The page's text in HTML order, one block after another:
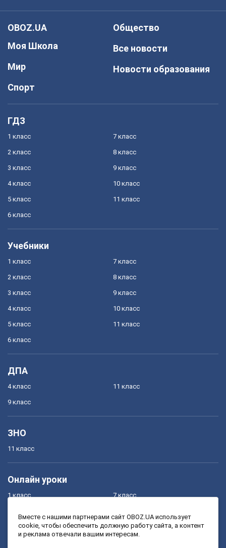
OBOZ.UA
Моя Школа
Мир
Спорт
Общество
Все новости
Новости образования
ГДЗ
1 класс
2 класс
3 класс
4 класс
5 класс
6 класс
7 класс
8 класс
9 класс
10 класс
11 класс
Учебники
1 класс
2 класс
3 класс
4 класс
5 класс
6 класс
7 класс
8 класс
9 класс
10 класс
11 класс
ДПА
4 класс
9 класс
11 класс
ЗНО
11 класс
Онлайн уроки
1 класс
3 класс
7 класс
9 класс
Вместе с нашими партнерами сайт OBOZ.UA использует
cookie, чтобы обеспечить должную работу сайта, а контент
и реклама отвечали вашим интересам.